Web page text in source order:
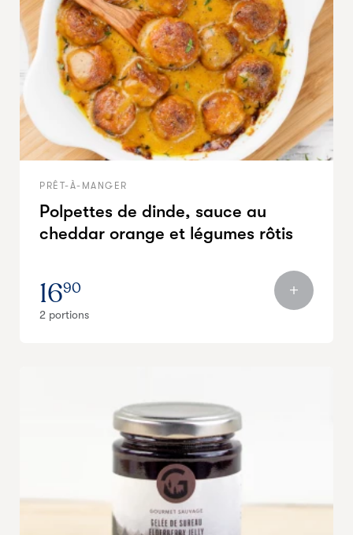
PRÊT-À-MANGER
Polpettes de dinde, sauce au
cheddar orange et légumes rôtis
1690
2 portions